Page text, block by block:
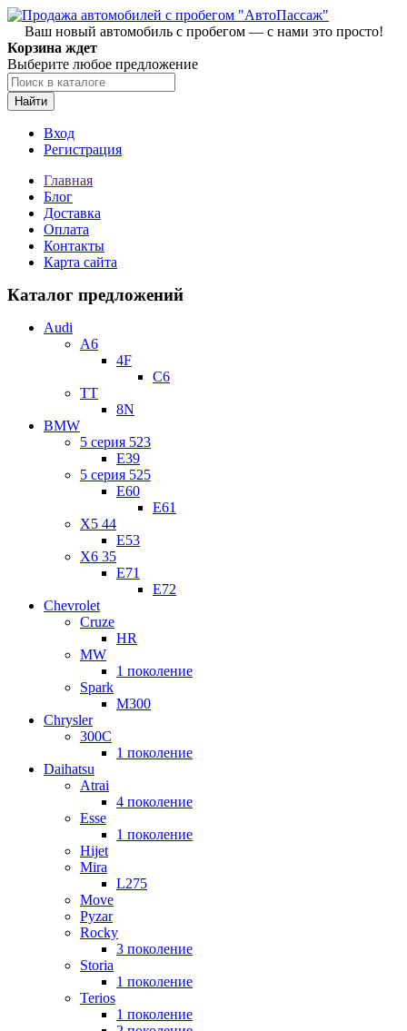
Ваш новый автомобиль с пробегом — с нами это просто!
Корзина ждет
Выберите любое предложение
Найти
Вход
Регистрация
Главная
Блог
Доставка
Оплата
Контакты
Карта сайта
Каталог предложений
Audi
A6
4F
C6
TT
8N
BMW
5 серия 523
E39
5 серия 525
E60
E61
X5 44
E53
X6 35
E71
E72
Chevrolet
Cruze
HR
MW
1 поколение
Spark
M300
Chrysler
300C
1 поколение
Daihatsu
Atrai
4 поколение
Esse
1 поколение
Hijet
Mira
L275
Move
Pyzar
Rocky
3 поколение
Storia
1 поколение
Terios
1 поколение